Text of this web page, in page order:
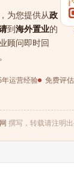
为您提供从政
到海外置业的
顾问即时回
年运营经验 免费评
撰写，转载请注明